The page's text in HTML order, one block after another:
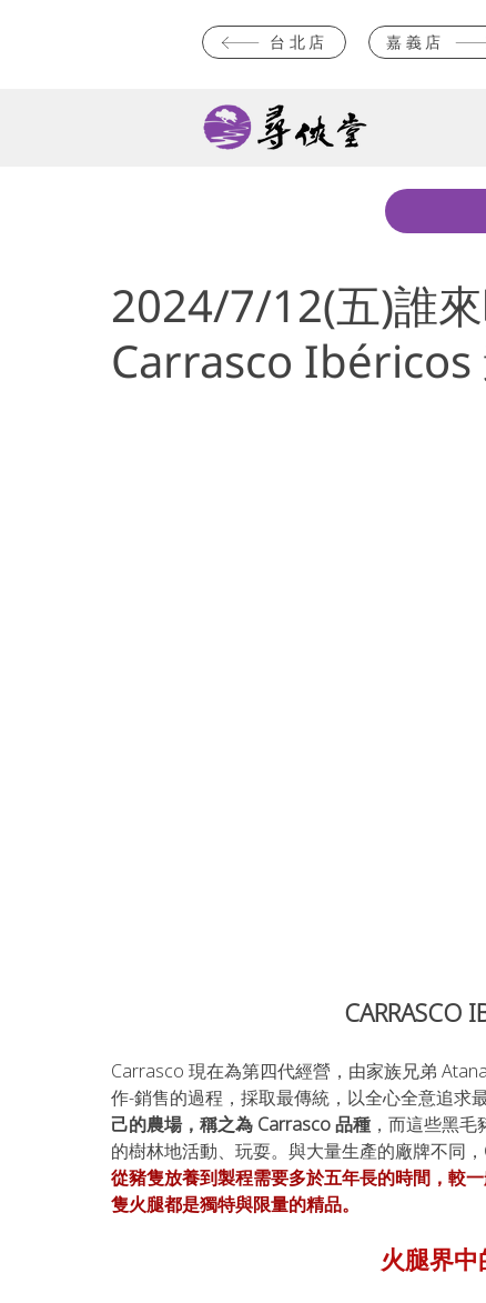
台北店 嘉義店
2024/7/12(五)誰
Carrasco Ibéricos
CARRASCO
Carrasco 現在為第四代經營，由家族兄弟
作-銷售的過程，採取最傳統，以全心全意追求
己的農場，稱之為 Carrasco 品種 ，而這些黑
的樹林地活動、玩耍。與大量生產的廠牌不同
從豬隻放養到製程需要多於五年長的時間，較
隻火腿都是獨特與限量的精品。
火腿界中